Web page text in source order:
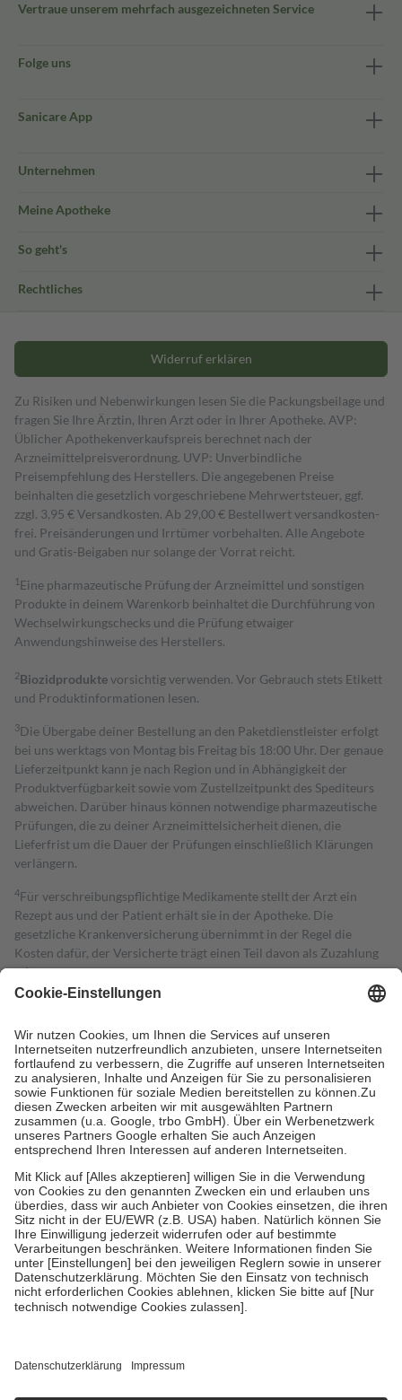
Vertraue unserem mehrfach ausgezeichneten Service
Folge uns
Sanicare App
Unternehmen
Meine Apotheke
So geht's
Rechtliches
Widerruf erklären
Zu Risiken und Nebenwirkungen lesen Sie die Packungsbeilage und
fragen Sie Ihre Ärztin, Ihren Arzt oder in Ihrer Apotheke. AVP:
Üblicher Apothekenverkaufspreis berechnet nach der
Arzneimittelpreisverordnung. UVP: Unverbindliche
Preisempfehlung des Herstellers. Die angegebenen Preise
beinhalten die gesetzlich vorgeschriebene Mehrwertsteuer, ggf.
zzgl. 3,95 € Versandkosten. Ab 29,00 € Bestell­wert versand­kosten­
frei. Preisänderungen und Irrtümer vorbehalten. Alle Angebote
und Gratis-Beigaben nur solange der Vorrat reicht.
1 Eine pharmazeutische Prüfung der Arzneimittel und sonstigen
Produkte in deinem Warenkorb beinhaltet die Durchführung von
Wechselwirkungschecks und die Prüfung etwaiger
Anwendungshinweise des Herstellers.
2Biozidproduktevorsichtig verwenden. Vor Gebrauch stets Etikett
und Produktinformationen lesen.
3Die Übergabe deiner Bestellung an den Paketdienstleister erfolgt
bei uns werktags von Montag bis Freitag bis 18:00 Uhr. Der genaue
Lieferzeitpunkt kann je nach Region und in Abhängigkeit der
Produktverfügbarkeit sowie vom Zustellzeitpunkt des Spediteurs
abweichen. Darüber hinaus können notwendige pharmazeutische
Prüfungen, die zu deiner Arzneimittelsicherheit dienen, die
Lieferfrist um die Dauer der Prüfungen einschließlich Klärungen
verlängern.
4Für verschreibungspflichtige Medikamente stellt der Arzt ein
Rezept aus und der Patient erhält sie in der Apotheke. Die
gesetzliche Krankenversicherung übernimmt in der Regel die
Kosten dafür, der Versicherte trägt einen Teil davon als Zuzahlung
mit.
Grundsätzlich leisten Mitglieder Zuzahlungen in Höhe von zehn
höchstens zehn Euro.
Es sind jedoch nie mehr als die tatsächlichen
Kosten der Leistung zu entrichten.
Diese Regeln gelten grundsätzlich auch für Online-Apotheken.
Bei Heilmitteln und häuslicher Krankenpflege beträgt die
Zuzahlung zehn Prozent der Kosten sowie zehn Euro je
Verordnung.
Um das Engagement der Versicherten für ihre eigene Gesundheit zu
stärken und die besondere Stellung der Familie zu unterstützen,
fallenkeine Zuzahlungenan bei:
• Kindern und Jugendlichen bis zum vollendeten 18. Lebensjahr
mit Ausnahme der Fahrkosten
• Untersuchungen zur Vorsorge und Früherkennung, die von der
GKV getragen werden
• empfohlenen Schutzimpfungen
• Harn- und Blutteststreifen
getroffen, um sicherzustellen, dass es sich um echte Bewertungen